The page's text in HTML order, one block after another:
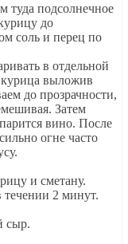
туда подсолнечное
до
соль и перец по
в отдельной
курица выложив
до прозрачности,
Затем
вино. После
огне часто
и сметану.
2 минут.
сыр.